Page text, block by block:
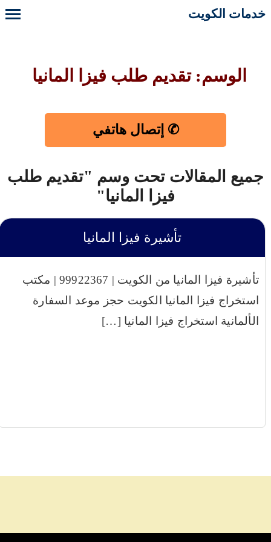
خدمات الكويت
الوسم: تقديم طلب فيزا المانيا
✆ إتصال هاتفي
جميع المقالات تحت وسم "تقديم طلب
فيزا المانيا"
تأشيرة فيزا المانيا
تأشيرة فيزا المانيا من الكويت | 99922367 | مكتب
استخراج فيزا المانيا الكويت حجز موعد السفارة
الألمانية استخراج فيزا المانيا […]